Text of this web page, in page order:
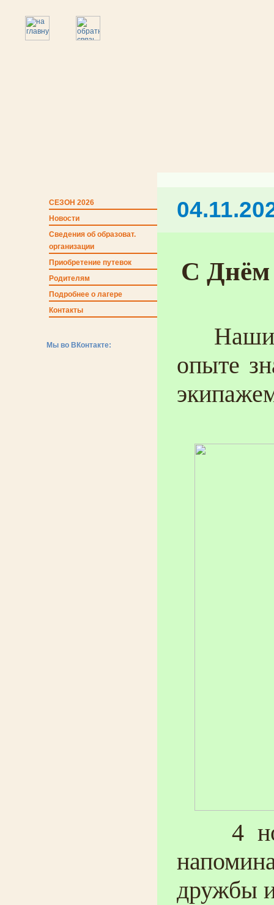
СЕЗОН 2026
Новости
Сведения об образоват.
организации
Приобретение путевок
Родителям
Подробнее о лагере
Контакты
Мы во ВКонтакте:
С Днём
Наши
опыте
4
дружбы